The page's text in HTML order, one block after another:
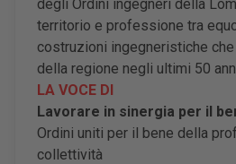
degli Ordini ingegneri della
territorio e professione tra
costruzioni ingegneristiche
della regione negli ultimi 50
LA VOCE DI
Lavorare in sinergia per il
Ordini uniti per il bene della
collettività